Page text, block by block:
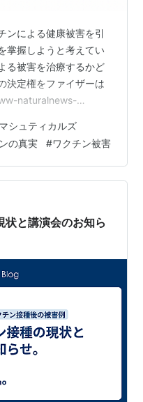
ンによる健康被害を引
掌握しようと考えてい
る被害を治療するかど
決定権をファイザーは
naturalnews-
示されます。 （以
略） （中略） （以
という名前の新し
のでしょうか。 先日も
ルトさんのツイート
シュティカルズ
の真実 #ワクチン被害
状と講演会のお知ら